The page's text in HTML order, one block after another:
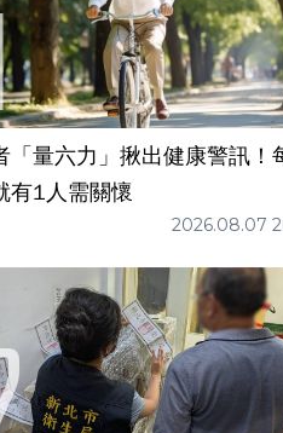
「量六力」揪出健康警訊！
有1人需關懷
2026.08.07